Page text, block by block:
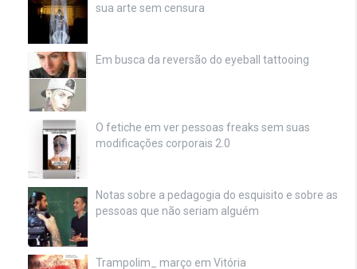
sua arte sem censura
Em busca da reversão do eyeball tattooing
O fetiche em ver pessoas freaks sem suas
modificações corporais 2.0
Notas sobre a pedagogia do esquisito e sobre as
pessoas que não seriam alguém
Trampolim_ março em Vitória